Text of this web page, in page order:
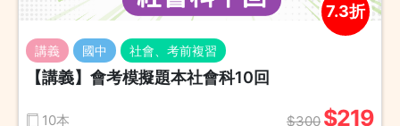
7.3折
講義 國中 社會、考前複習
【講義】會考模擬題本社會科10回
10本 $300 $219